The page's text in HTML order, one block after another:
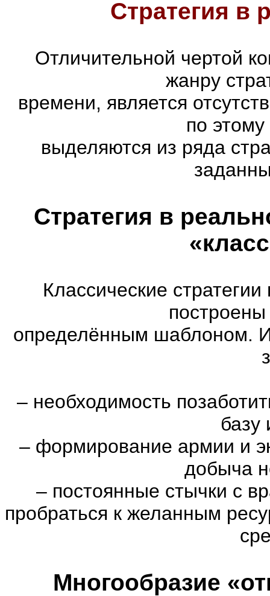
Стратегия в
Отличительной чертой
жанру
времени, является
по
выделяются из ряда
Стратегия в
Классические
построены
определённым шаблоном.
– необходимость
базу
–формирование армии и
добыча
– постоянные стычки с
пробраться к желанным
Многообразие